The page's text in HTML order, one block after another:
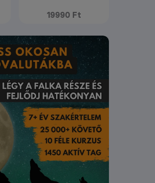
19990 Ft